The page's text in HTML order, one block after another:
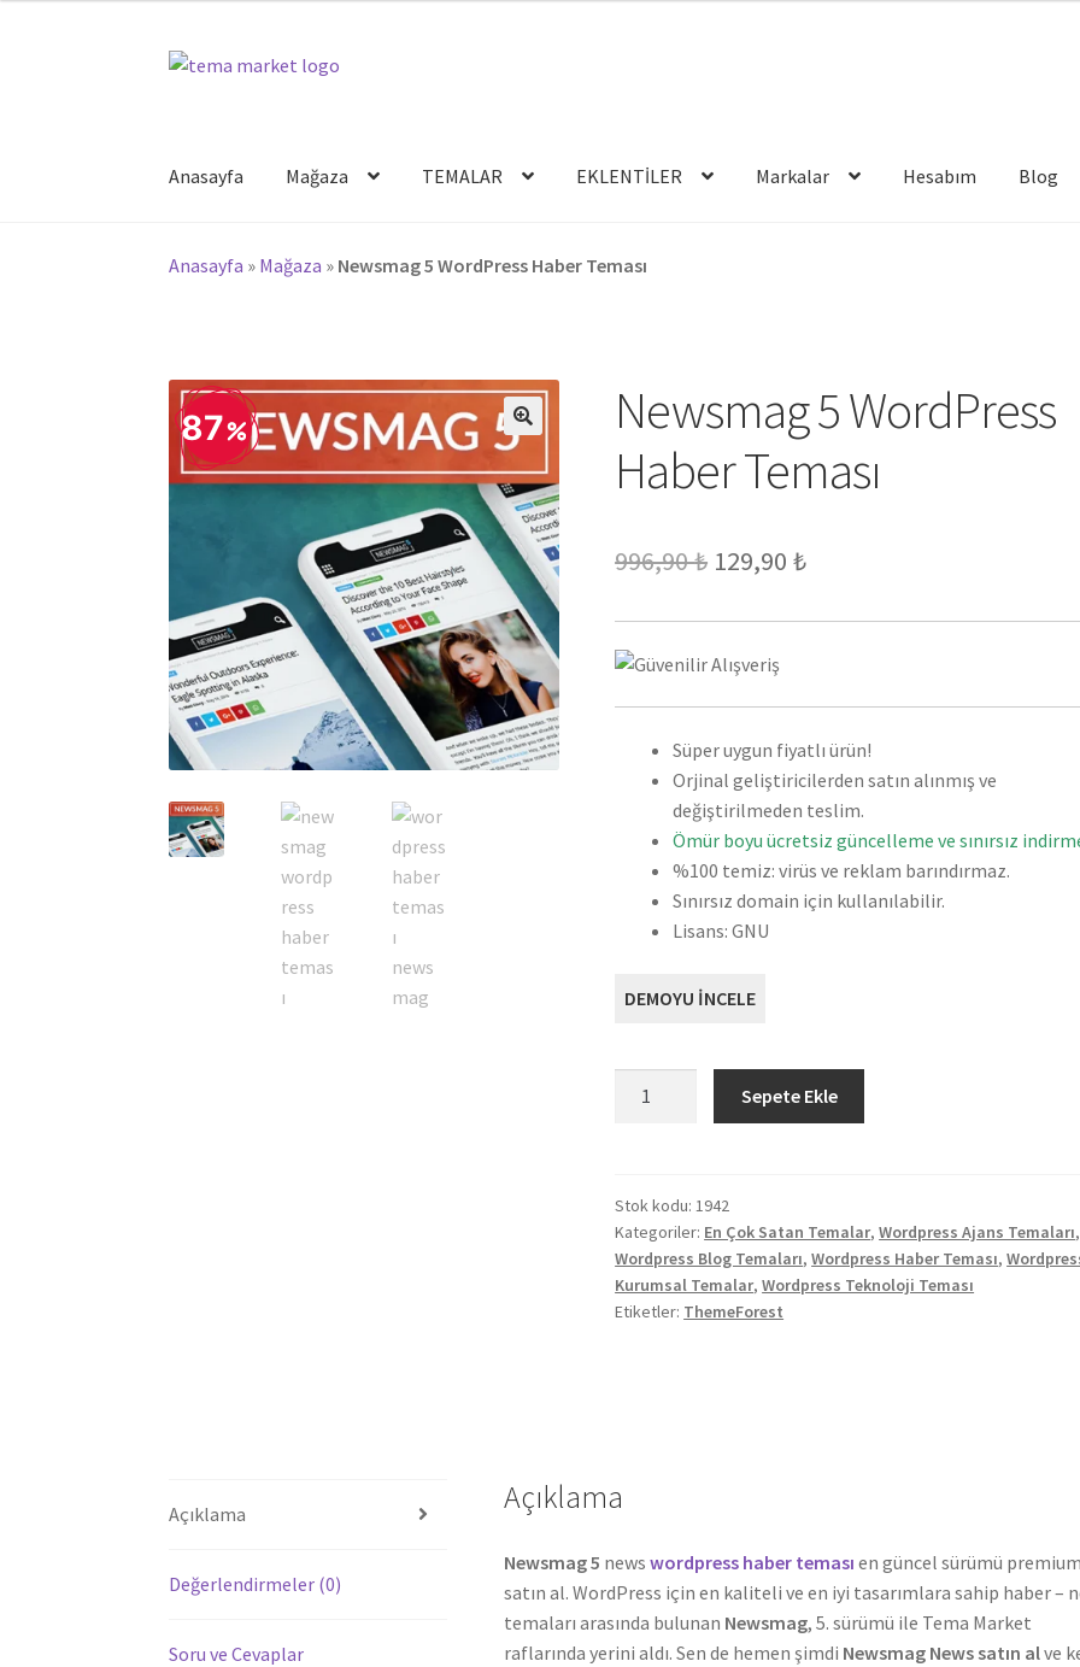
Dolaşıma
İçeriğe
Anasayfa Mağaza TEMALAR EKLENTİLER Markalar Hesabım Blog
Anasayfa » Mağaza » Newsmag 5 WordPress Haber Teması
87
🔍
Newsmag 5 WordPress
Haber Teması
996,90₺ Orijinal
129,90₺Şu
Süper uygun fiyatlı ürün!
Orjinal geliştiricilerden satın alınmış ve
değiştirilmeden teslim.
Ömür boyu ücretsiz güncelleme ve sınırsız
%100 temiz: virüs ve reklam barındırmaz.
Sınırsız domain için kullanılabilir.
Lisans: GNU
DEMOYU İNCELE
Teması
adet
Sepete Ekle
Stok kodu:1942
Kategoriler: En Çok Satan Temalar,Wordpress Ajans Temaları,
Wordpress Blog Temaları,Wordpress Haber Teması,
Kurumsal Temalar,Wordpress Teknoloji Teması
Etiketler: ThemeForest
Açıklama
Değerlendirmeler (0)
Soru ve Cevaplar
Açıklama
Newsmag 5 news wordpress haber teması en güncel sürümü premium
satın al. WordPress için en kaliteli ve en iyi tasarımlara sahip haber –
temaları arasında bulunan Newsmag, 5. sürümü ile Tema Market
raflarında yerini aldı. Sen de hemen şimdi Newsmag News satın alve